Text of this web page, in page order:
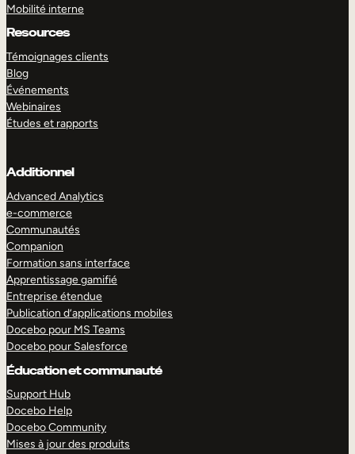
Mobilité interne
Resources
Témoignages clients
Blog
Événements
Webinaires
Études et rapports
Additionnel
Advanced Analytics
e-commerce
Communautés
Companion
Formation sans interface
Apprentissage gamifié
Entreprise étendue
Publication d’applications mobiles
Docebo pour MS Teams
Docebo pour Salesforce
Éducation et communauté
Support Hub
Docebo Help
Docebo Community
Mises à jour des produits